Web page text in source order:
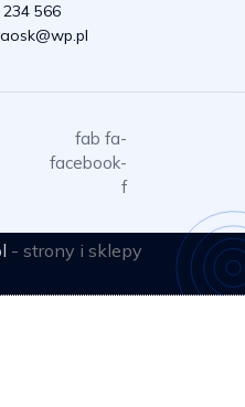
566
fab fa-
facebook-
f
- strony i sklepy